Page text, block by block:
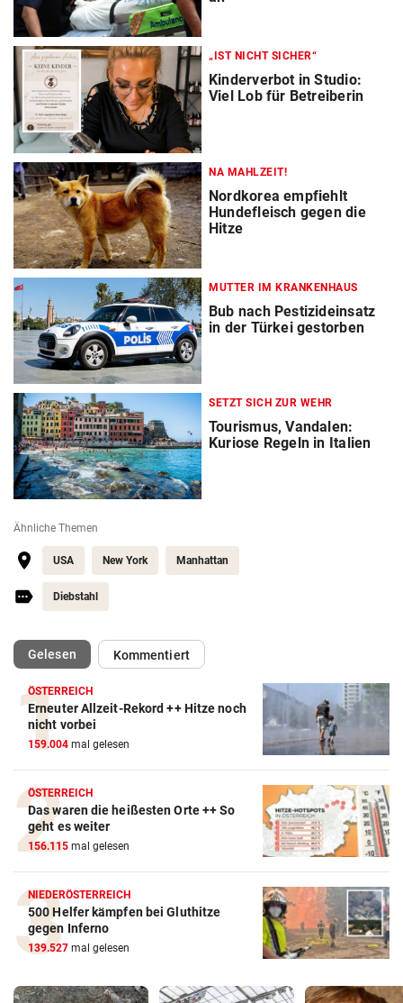
„IST NICHT SICHER“
Kinderverbot in Studio:
Viel Lob für Betreiberin
NA MAHLZEIT!
Nordkorea empfiehlt
Hundefleisch gegen die
Hitze
MUTTER IM KRANKENHAUS
Bub nach Pestizideinsatz
in der Türkei gestorben
SETZT SICH ZUR WEHR
Tourismus, Vandalen:
Kuriose Regeln in Italien
Ähnliche Themen
USA New York Manhattan
Diebstahl
Gelesen(ausgewählt)Kommentiert
ÖSTERREICH
Erneuter Allzeit-Rekord ++ Hitze noch
nicht vorbei
159.004 mal gelesen
ÖSTERREICH
Das waren die heißesten Orte ++ So
geht es weiter
156.115 mal gelesen
NIEDERÖSTERREICH
500 Helfer kämpfen bei Gluthitze
gegen Inferno
139.527 mal gelesen